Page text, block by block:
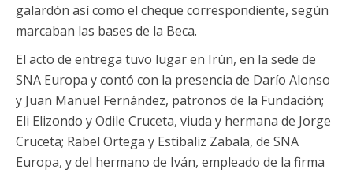
galardón así como el cheque correspondiente, según
marcaban las bases de la Beca.
El acto de entrega tuvo lugar en Irún, en la sede de
SNA Europa y contó con la presencia de Darío Alonso
y Juan Manuel Fernández, patronos de la Fundación;
Eli Elizondo y Odile Cruceta, viuda y hermana de Jorge
Cruceta; Rabel Ortega y Estibaliz Zabala, de SNA
Europa, y del hermano de Iván, empleado de la firma